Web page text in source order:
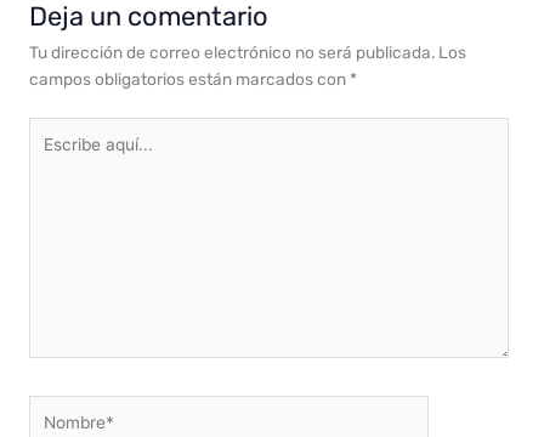
Deja un comentario
Tu dirección de correo electrónico no será publicada. Los
campos obligatorios están marcados con *
aquí...